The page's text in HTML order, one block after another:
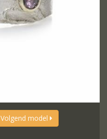
Volgend model